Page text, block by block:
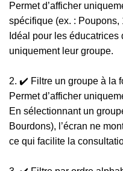
Permet d’afficher
spécifique (ex. : Poupons,
Idéal pour les
uniquement leur groupe.
2. ✔️ Filtre un groupe à la
Permet d’afficher
En sélectionnant un
Bourdons), l’écran ne
ce qui facilite la